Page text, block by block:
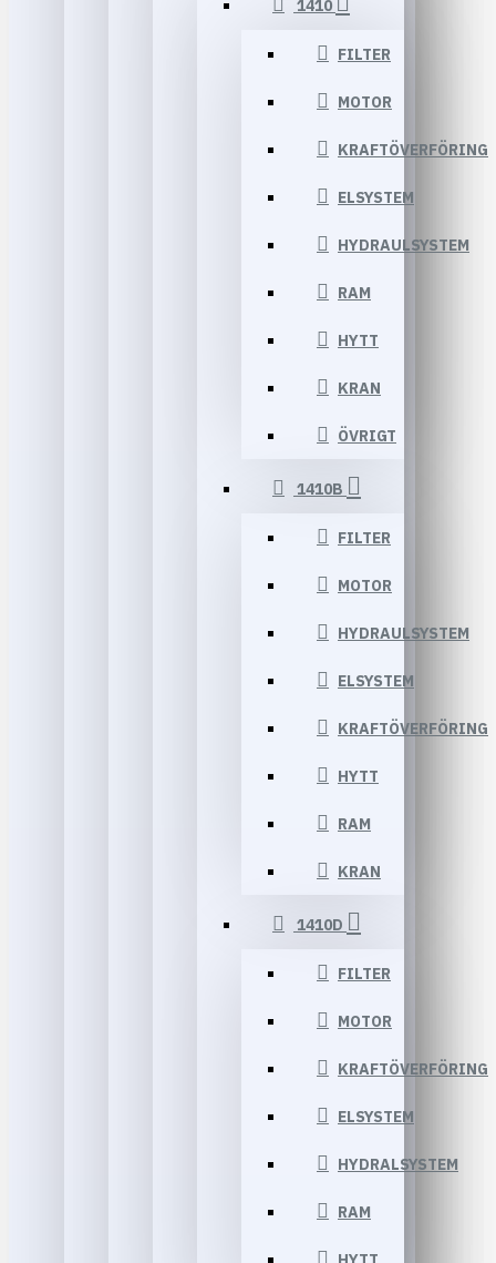
1410
FILTER
MOTOR
KRAFTÖVERFÖRING
ELSYSTEM
HYDRAULSYSTEM
RAM
HYTT
KRAN
ÖVRIGT
1410B
FILTER
MOTOR
HYDRAULSYSTEM
ELSYSTEM
KRAFTÖVERFÖRING
HYTT
RAM
KRAN
1410D
FILTER
MOTOR
KRAFTÖVERFÖRING
ELSYSTEM
HYDRALSYSTEM
RAM